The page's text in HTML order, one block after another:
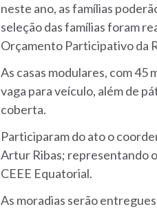
neste ano, as famílias
seleção das famílias foram
Orçamento Participativo da
As casas modulares, com 45
vaga para veículo, além de
coberta.
Participaram do ato o
Artur Ribas; representando
CEEE Equatorial.
As moradias serão